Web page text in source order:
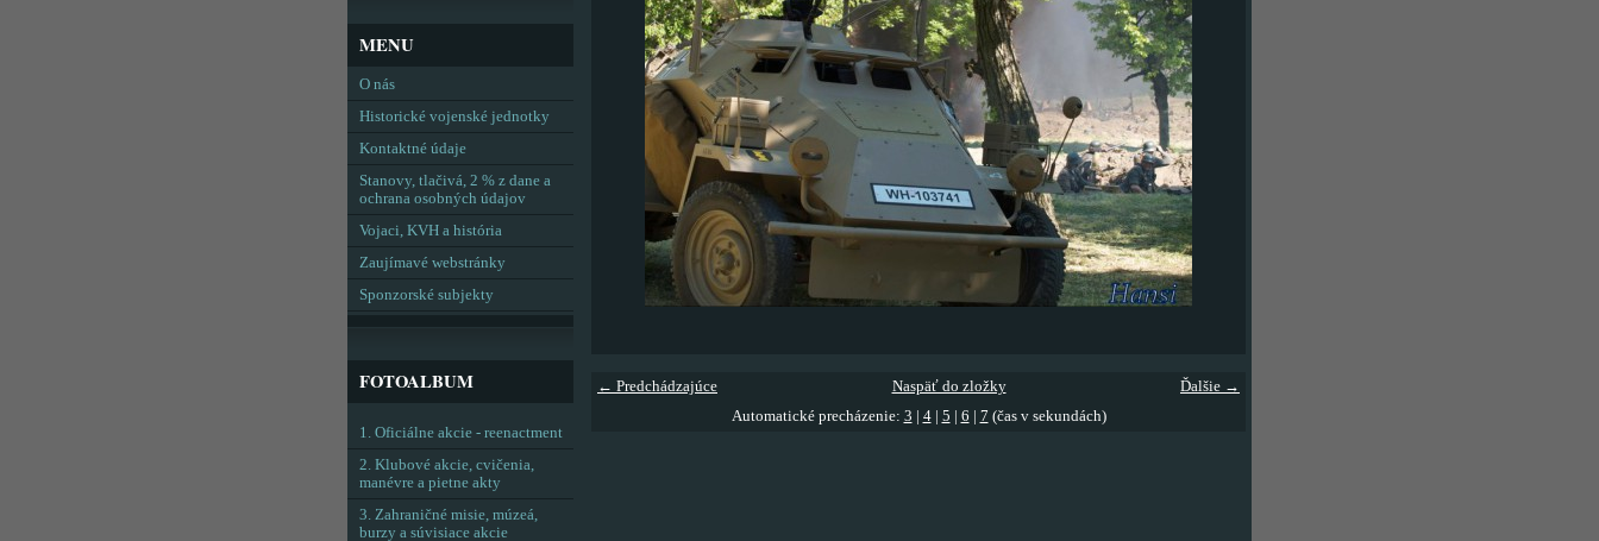
← Predchádzajúce Ďalšie →
Naspäť do zložky
Automatické precházenie: 3 4| 5 6 7 (čas v sekundách)
MENU
O nás
Historické vojenské jednotky
Kontaktné údaje
Stanovy, tlačivá, 2 % z dane a
ochrana osobných údajov
Vojaci, KVH a história
Zaujímavé webstránky
Sponzorské subjekty
FOTOALBUM
1. Oficiálne akcie - reenactment
2. Klubové akcie, cvičenia,
manévre a pietne akty
3. Zahraničné misie, múzeá,
burzy a súvisiace akcie